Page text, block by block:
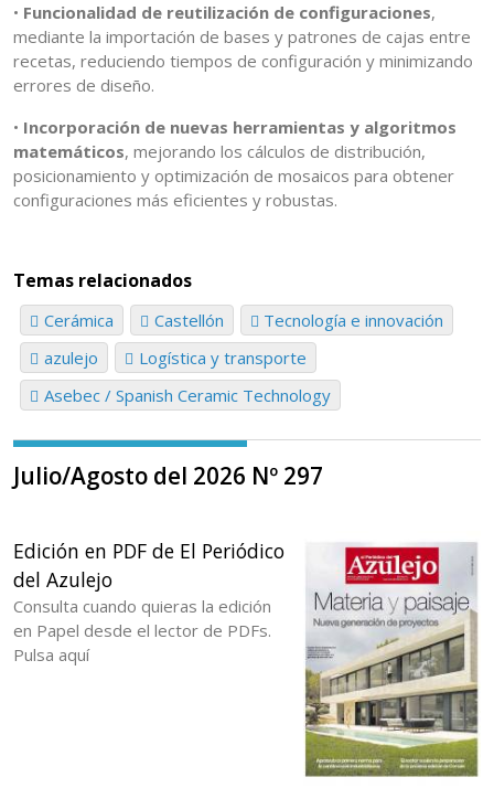
• Funcionalidad de reutilización de configuraciones,
mediante la importación de bases y patrones de cajas entre
recetas, reduciendo tiempos de configuración y minimizando
errores de diseño.
• Incorporación de nuevas herramientas y algoritmos
matemáticos, mejorando los cálculos de distribución,
posicionamiento y optimización de mosaicos para obtener
configuraciones más eficientes y robustas.
Temas relacionados
Cerámica Castellón
Tecnología e innovación
azulejo
Logística y transporte
Asebec / Spanish Ceramic Technology
Julio/Agosto del 2026 Nº 297
Edición en PDF de El Periódico
del Azulejo
Consulta cuando quieras la edición
en Papel desde el lector de PDFs.
Pulsa aquí